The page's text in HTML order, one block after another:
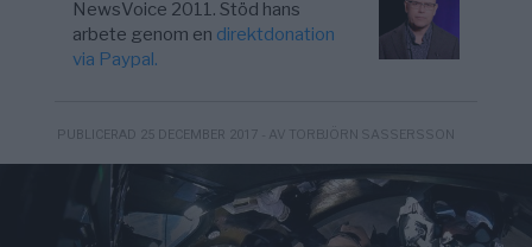
NewsVoice 2011. Stöd hans
arbete genom en direktdonation
via Paypal.
PUBLICERAD 25 DECEMBER 2017 - AV TORBJÖRN SASSERSSON